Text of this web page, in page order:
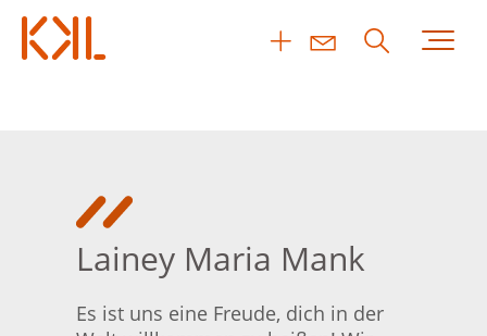
Lainey Maria Mank
Es ist uns eine Freude, dich in der